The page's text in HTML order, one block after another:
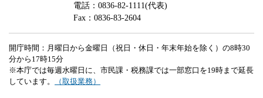
電話：0836-82-1111(代表)
Fax：0836-83-2604
開庁時間：月曜日から金曜日（祝日・休日・年末年始を除く）の8時30
分から17時15分
※本庁では毎週水曜日に、市民課・税務課では一部窓口を19時まで延長
しています。
（取扱業務）